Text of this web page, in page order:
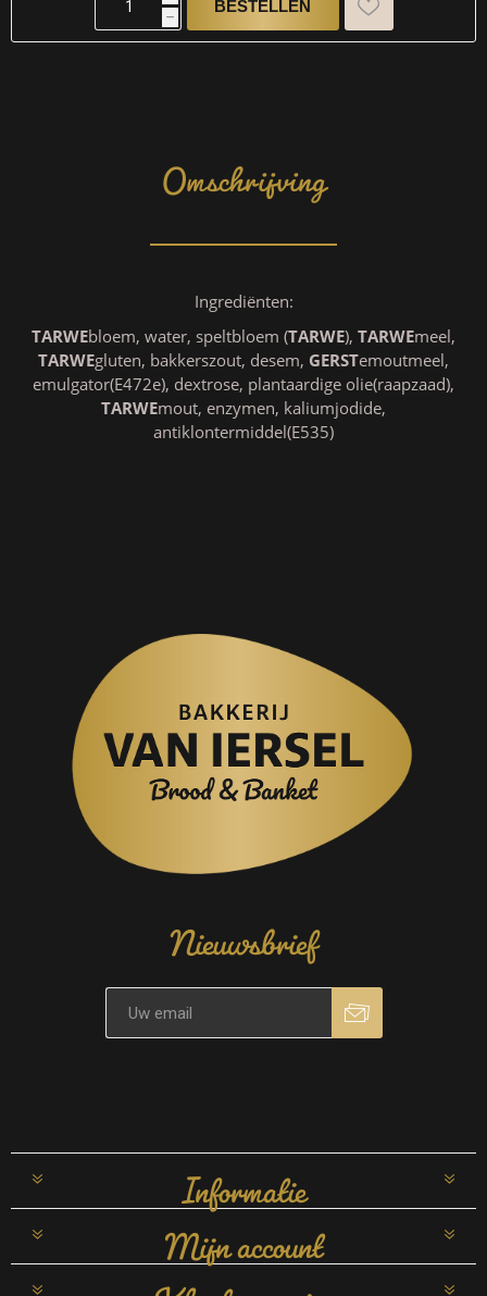
h
Omschrijving
Ingrediënten:
TARWEbloem, water, speltbloem (TARWE), TARWEmeel,
TARWEgluten, bakkerszout, desem, GERSTemoutmeel,
emulgator(E472e), dextrose, plantaardige olie(raapzaad),
TARWEmout, enzymen, kaliumjodide,
antiklontermiddel(E535)
Nieuwsbrief
Informatie
Mijn account